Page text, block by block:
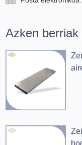
Azken berriak